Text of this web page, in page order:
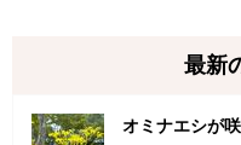
最新
オミナエシが